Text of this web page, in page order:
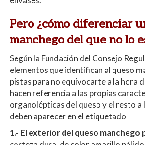
Pero ¿cómo diferenciar
manchego del que no lo
Según la Fundación del Consejo
elementos que identifican al queso
pistas para no equivocarte a la hora
hacen referencia a las propias
organolépticas del queso y el resto a
deben aparecer en el etiquetado
1.- El exterior delqueso manchego